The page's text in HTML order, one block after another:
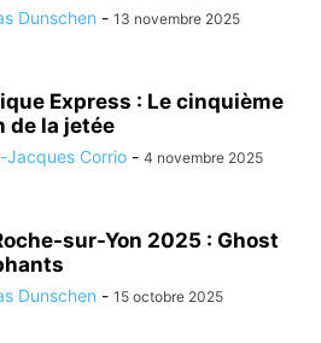
Dunschen - 13 novembre 2025
Express : Le cinquième
de la jetée
Jacques Corrio - 4 novembre 2025
sur-Yon 2025 : Ghost
Dunschen - 15 octobre 2025